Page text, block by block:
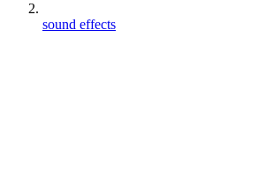
sound effects